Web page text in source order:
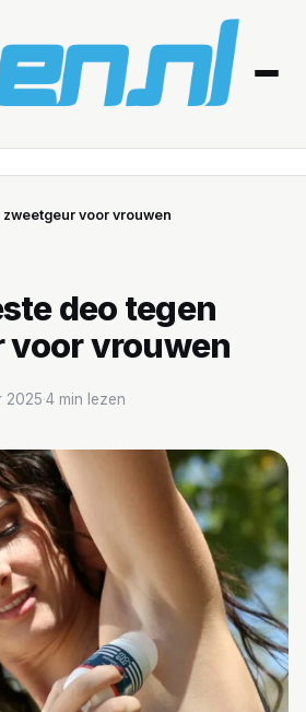
voor vrouwen
deo tegen
voor vrouwen
2025·4 min lezen